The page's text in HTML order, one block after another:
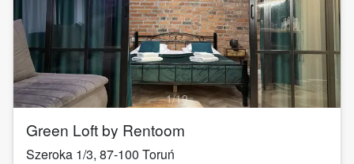
1/19
Green Loft by Rentoom
Szeroka 1/3, 87-100 Toruń